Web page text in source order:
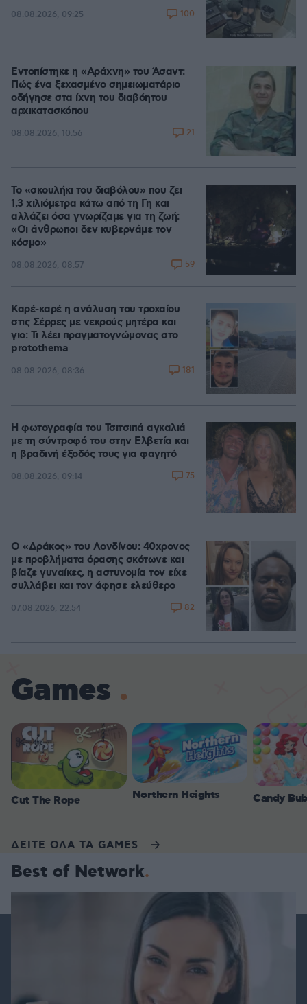
08.08.2026, 09:25 100
Εντοπίστηκε η «Αράχνη» του Άσαντ:
Πώς ένα ξεχασμένο σημειωματάριο
οδήγησε στα ίχνη του διαβόητου
αρχικατασκόπου
08.08.2026, 10:56 21
Το «σκουλήκι του διαβόλου» που ζει
1,3 χιλιόμετρα κάτω από τη Γη και
αλλάζει όσα γνωρίζαμε για τη ζωή:
«Οι άνθρωποι δεν κυβερνάμε τον
κόσμο»
08.08.2026, 08:57 59
Καρέ-καρέ η ανάλυση του τροχαίου
στις Σέρρες με νεκρούς μητέρα και
γιο: Τι λέει πραγματογνώμονας στο
protothema
08.08.2026, 08:36 181
Η φωτογραφία του Τσιτσιπά αγκαλιά
με τη σύντροφό του στην Ελβετία και
η βραδινή έξοδός τους για φαγητό
08.08.2026, 09:14 75
Ο «Δράκος» του Λονδίνου: 40χρονος
με προβλήματα όρασης σκότωνε και
βίαζε γυναίκες, η αστυνομία τον είχε
συλλάβει και τον άφησε ελεύθερο
07.08.2026, 22:54 82
Games
Cut The Rope Northern Heights Candy
ΔΕΙΤΕ ΟΛΑ ΤΑ GAMES
Best of Network